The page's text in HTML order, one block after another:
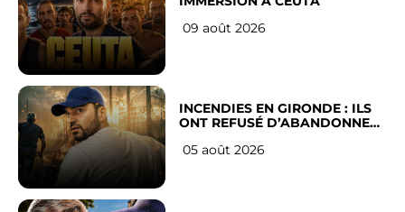
09 août 2026
INCENDIES EN GIRONDE : ILS
ONT REFUSÉ D’ABANDONNER
05 août 2026